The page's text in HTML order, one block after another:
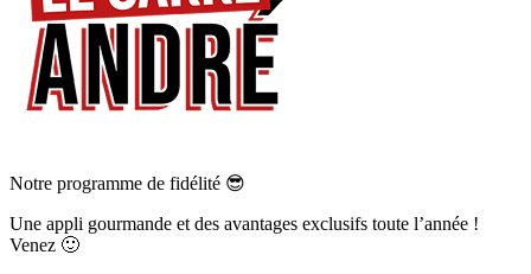
Notre programme de fidélité 😎
Une appli gourmande et des avantages exclusifs toute l’année !
Venez 🙂